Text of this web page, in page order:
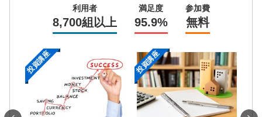
利用者
8,700組以上
満足度
95.9%
参加費
無料
投資講座 投資講座